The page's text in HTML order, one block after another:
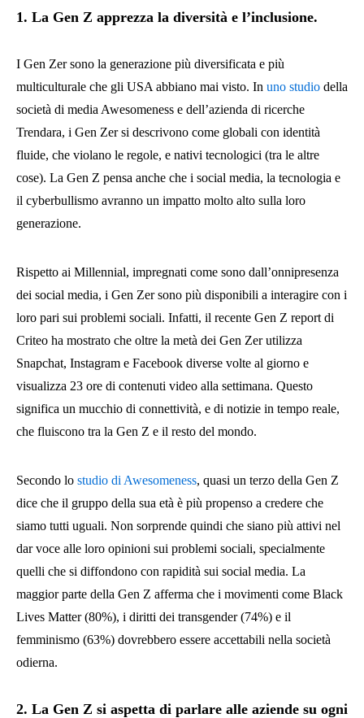
1. La Gen Z apprezza la diversità e l’inclusione.
I Gen Zer sono la generazione più diversificata e più
multiculturale che gli USA abbiano mai visto. In uno studio della
società di media Awesomeness e dell’azienda di ricerche
Trendara, i Gen Zer si descrivono come globali con identità
fluide, che violano le regole, e nativi tecnologici (tra le altre
cose). La Gen Z pensa anche che i social media, la tecnologia e
il cyberbullismo avranno un impatto molto alto sulla loro
generazione.
Rispetto ai Millennial, impregnati come sono dall’onnipresenza
dei social media, i Gen Zer sono più disponibili a interagire con i
loro pari sui problemi sociali. Infatti, il recente Gen Z report di
Criteo ha mostrato che oltre la metà dei Gen Zer utilizza
Snapchat, Instagram e Facebook diverse volte al giorno e
visualizza 23 ore di contenuti video alla settimana. Questo
significa un mucchio di connettività, e di notizie in tempo reale,
che fluiscono tra la Gen Z e il resto del mondo.
Secondo lo studio di Awesomeness, quasi un terzo della Gen Z
dice che il gruppo della sua età è più propenso a credere che
siamo tutti uguali. Non sorprende quindi che siano più attivi nel
dar voce alle loro opinioni sui problemi sociali, specialmente
quelli che si diffondono con rapidità sui social media. La
maggior parte della Gen Z afferma che i movimenti come Black
Lives Matter (80%), i diritti dei transgender (74%) e il
femminismo (63%) dovrebbero essere accettabili nella società
odierna.
2. La Gen Z si aspetta di parlare alle aziende su ogni